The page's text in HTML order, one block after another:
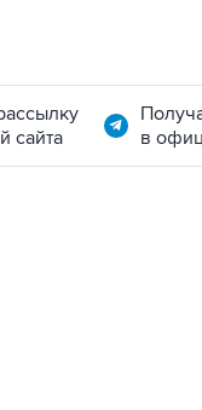
сайта
в